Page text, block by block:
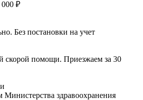
000 ₽
Без постановки на учет
скорой помощи. Приезжаем за 30
Министерства здравоохранения